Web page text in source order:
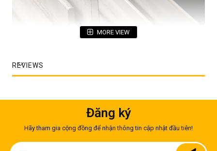
nhiều chất liệu khác nhau. Nhưng so về độ bền và chất lượng
MORE VIEW
REVIEWS
Đăng ký
Hãy tham gia cộng đồng để nhận thông tin cập nhật đầu tiên!
Sign